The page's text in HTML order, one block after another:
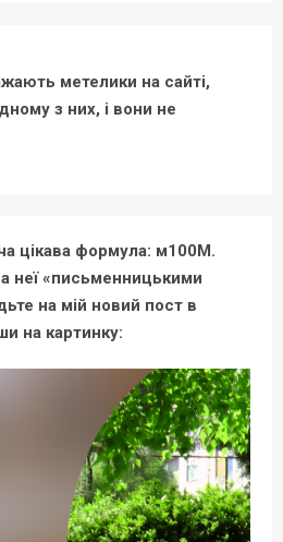
метелики на сайті,
з них, і вони не
цікава формула: м100М.
неї «письменницькими
на мій новий пост в
на картинку: